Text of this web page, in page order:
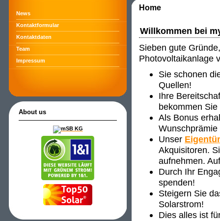
News
Kontaktformular
Kontaktdaten
Team
Impressum
About us
Home
Willkommen bei
Sieben gute
Photovoltaikanlage
Sie schonen
Quellen!
Ihre
bekommen
Als Bonus
Unser
Akquisitoren.
aufnehmen.
Durch Ihr
spenden!
Steigern Sie
Solarstrom!
Dies alles ist